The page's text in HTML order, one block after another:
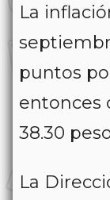
La
puntos
entonces
38.30
La